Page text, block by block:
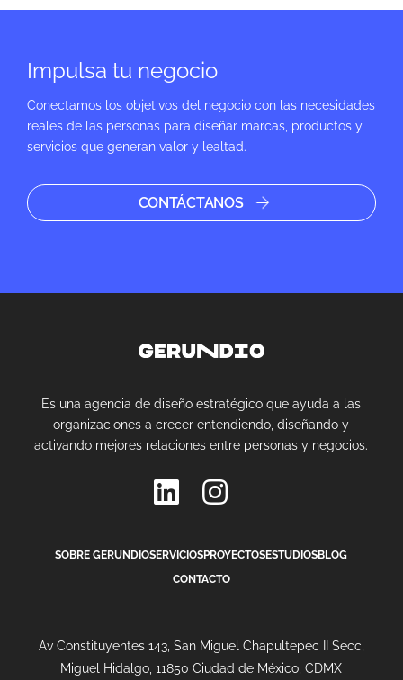
Impulsa tu negocio
Conectamos los objetivos del negocio con las necesidades
reales de las personas para diseñar marcas, productos y
servicios que generan valor y lealtad.
CONTÁCTANOS
Es una agencia de diseño estratégico que ayuda a las
organizaciones a crecer entendiendo, diseñando y
activando mejores relaciones entre personas y negocios.
SOBRE GERUNDIOSERVICIOSPROYECTOSESTUDIOSBLOG
CONTACTO
Av Constituyentes 143, San Miguel Chapultepec II Secc,
Miguel Hidalgo, 11850 Ciudad de México, CDMX